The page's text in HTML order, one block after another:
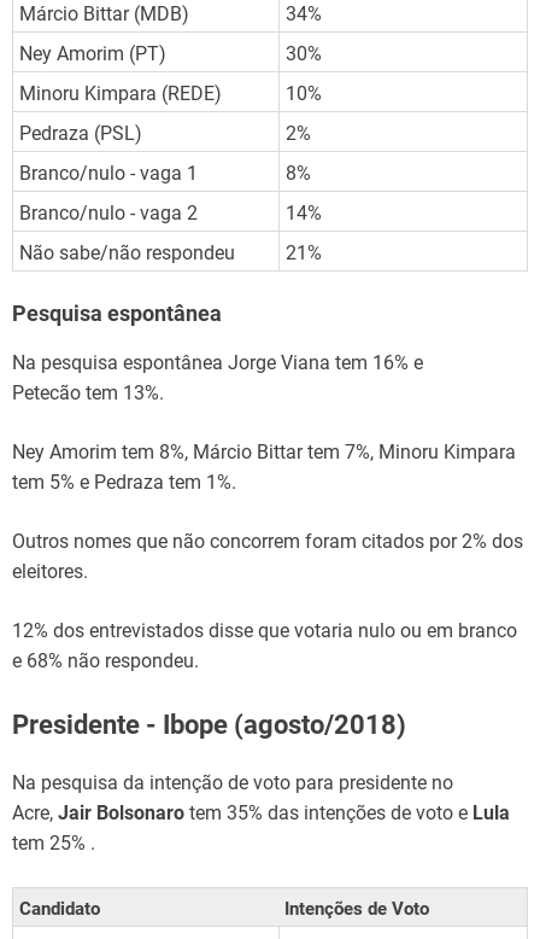
Márcio Bittar (MDB)
34%
Ney Amorim (PT)
30%
Minoru Kimpara (REDE)
10%
Pedraza (PSL)
2%
Branco/nulo - vaga 1
8%
Branco/nulo - vaga 2
14%
Não sabe/não respondeu
21%
Pesquisa espontânea
Na pesquisa espontânea Jorge Viana tem 16% e
Petecão tem 13%.
Ney Amorim tem 8%, Márcio Bittar tem 7%, Minoru Kimpara
tem 5% e Pedraza tem 1%.
Outros nomes que não concorrem foram citados por 2% dos
eleitores.
12% dos entrevistados disse que votaria nulo ou em branco
e 68% não respondeu.
Presidente - Ibope (agosto/2018)
Na pesquisa da intenção de voto para presidente no
Acre, Jair Bolsonaro tem 35% das intenções de voto e Lula
tem 25% .
Candidato Intenções de Voto